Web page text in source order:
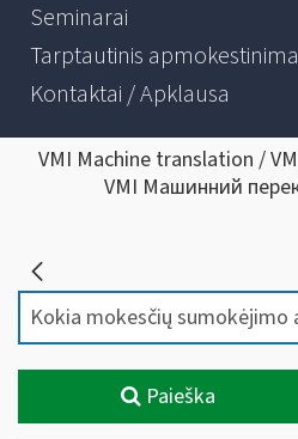
Seminarai
Tarptautinis
Kontaktai / Apklausa
VMI Machine translation /
VMI Машинний
Paieška